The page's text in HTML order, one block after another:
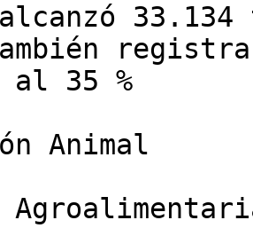
registra
al 35 %
Animal